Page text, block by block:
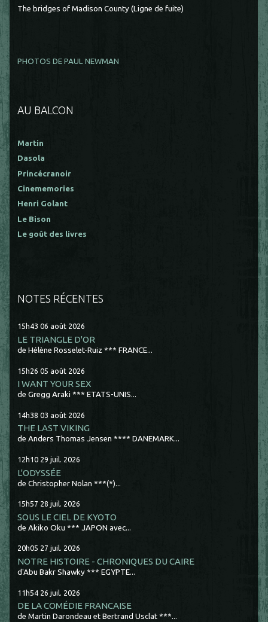
The bridges of Madison County (Ligne de fuite)
PHOTOS DE PAUL NEWMAN
AU BALCON
Martin
Dasola
Princécranoir
Cinememories
Henri Golant
Le Bison
Le goût des livres
NOTES RÉCENTES
15h43 06 août 2026
LE TRIANGLE D'OR
de Hélène Rosselet-Ruiz *** FRANCE...
15h26 05 août 2026
I WANT YOUR SEX
de Gregg Araki *** ETATS-UNIS...
14h38 03 août 2026
THE LAST VIKING
de Anders Thomas Jensen **** DANEMARK...
12h10 29 juil. 2026
L'ODYSSÉE
de Christopher Nolan ***(*)...
15h57 28 juil. 2026
SOUS LE CIEL DE KYOTO
de Akiko Oku *** JAPON avec...
20h05 27 juil. 2026
NOTRE HISTOIRE - CHRONIQUES DU CAIRE
d'Abu Bakr Shawky *** EGYPTE...
11h54 26 juil. 2026
DE LA COMÉDIE FRANCAISE
de Martin Darondeau et Bertrand Usclat ***...